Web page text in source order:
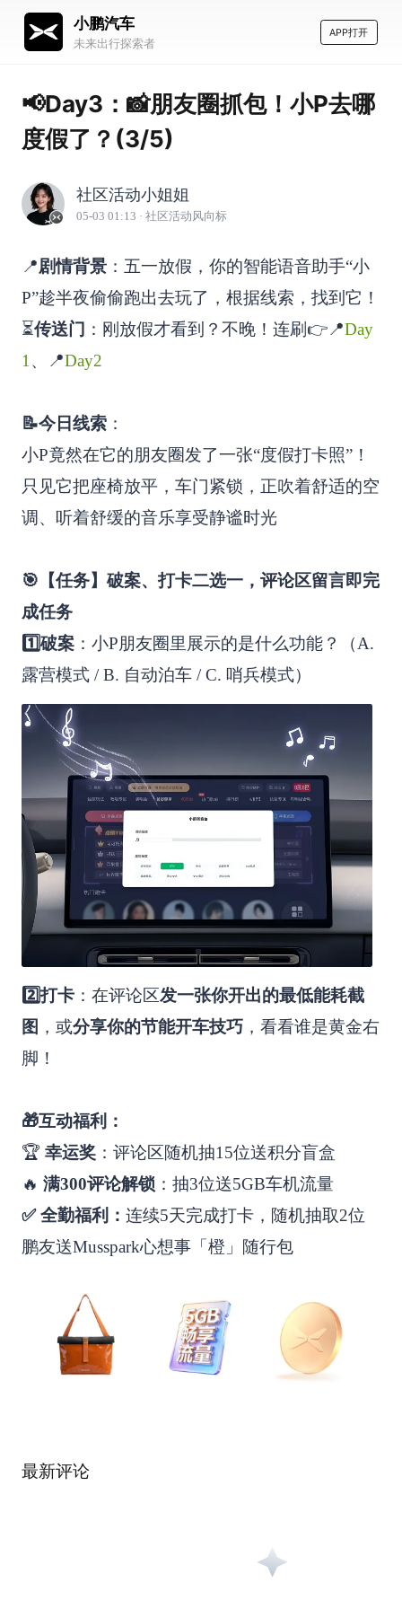
小鹏汽车
未来出行探索者
APP打开
📢Day3：📸朋友圈抓包！小P去哪
度假了？(3/5)
社区活动小姐姐
05-03 01:13 · 社区活动风向标
📍剧情背景：五一放假，你的智能语音助手“小
P”趁半夜偷偷跑出去玩了，根据线索，找到它！
⏳传送门 ：刚放假才看到？不晚！连刷👉📍Day
1、📍Day2
📝今日线索：
小P竟然在它的朋友圈发了一张“度假打卡照”！
只见它把座椅放平，车门紧锁，正吹着舒适的空
调、听着舒缓的音乐享受静谧时光
🎯【任务】破案、打卡二选一，评论区留言即完
成任务
1️⃣破案：小P朋友圈里展示的是什么功能？（A.
露营模式 / B. 自动泊车 / C. 哨兵模式）
2️⃣打卡：在评论区发一张你开出的最低能耗截
图 ，或分享你的节能开车技巧，看看谁是黄金右
脚！
🎁互动福利：
🏆 幸运奖：评论区随机抽15位送积分盲盒
🔥 满300评论解锁 ：抽3位送5GB车机流量
✅ 全勤福利： 连续5天完成打卡，随机抽取2位
鹏友送Musspark心想事「橙」随行包
最新评论